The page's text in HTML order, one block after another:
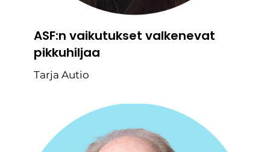
ASF:n vaikutukset valkenevat
pikkuhiljaa
Tarja Autio